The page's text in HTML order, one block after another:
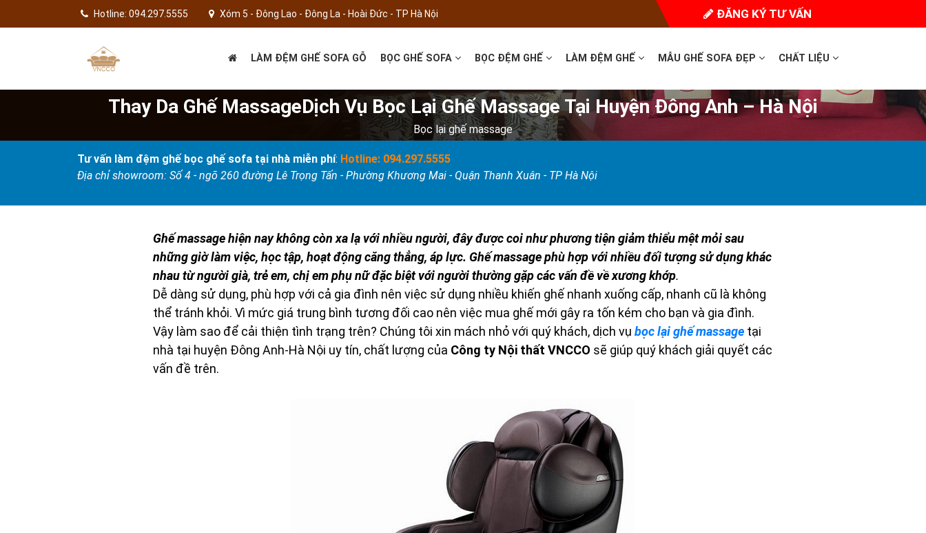
Hotline: 094.297.5555 Xóm 5 - Đông Lao - Đông La - Hoài Đức - TP Hà Nội ĐĂNG KÝ TƯ VẤN
LÀM ĐỆM GHẾ SOFA GỖ BỌC GHẾ SOFA BỌC ĐỆM GHẾ LÀM ĐỆM GHẾ MẪU GHẾ SOFA ĐẸP CHẤT LIỆU
Thay Da Ghế MassageDịch Vụ Bọc Lại Ghế Massage Tại Huyện Đông Anh – Hà Nội
Bọc lại ghế massage
Tư vấn làm đệm ghế bọc ghế sofa tại nhà miễn phí: Hotline: 094.297.5555
Địa chỉ showroom: Số 4 - ngõ 260 đường Lê Trọng Tấn - Phường Khương Mai - Quận Thanh Xuân - TP Hà Nội
Ghế massage hiện nay không còn xa lạ với nhiều người, đây được coi như phương tiện giảm thiểu mệt mỏi sau
những giờ làm việc, học tập, hoạt động căng thẳng, áp lực. Ghế massage phù hợp với nhiều đối tượng sử dụng khác
nhau từ người già, trẻ em, chị em phụ nữ đặc biệt với người thường gặp các vấn đề về xương khớp.
Dễ dàng sử dụng, phù hợp với cả gia đình nên việc sử dụng nhiều khiến ghế nhanh xuống cấp, nhanh cũ là không
thể tránh khỏi. Vì mức giá trung bình tương đối cao nên việc mua ghế mới gây ra tốn kém cho bạn và gia đình.
Vậy làm sao để cải thiện tình trạng trên? Chúng tôi xin mách nhỏ với quý khách, dịch vụ bọc lại ghế massage tại
nhà tại huyện Đông Anh-Hà Nội uy tín, chất lượng của Công ty Nội thất VNCCO sẽ giúp quý khách giải quyết các
vấn đề trên.